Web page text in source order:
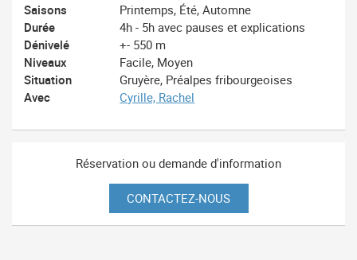
Saisons
Printemps, Été, Automne
Durée
4h - 5h avec pauses et explications
Dénivelé
+- 550 m
Niveaux
Facile, Moyen
Situation
Gruyère, Préalpes fribourgeoises
Avec
Cyrille, Rachel
Réservation ou demande d'information
CONTACTEZ-NOUS